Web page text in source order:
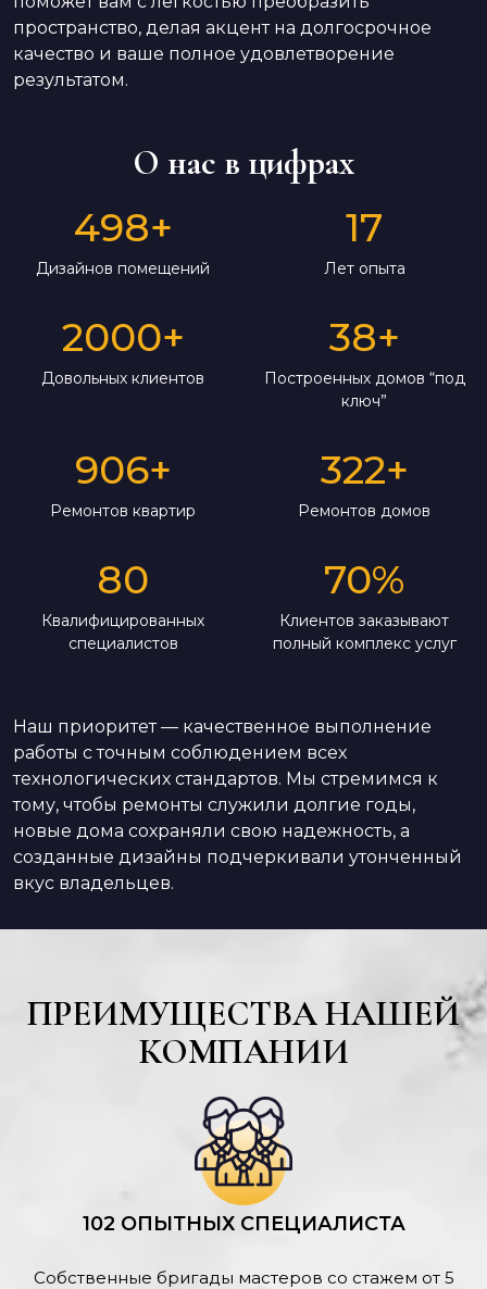
пространство, делая акцент на долгосрочное
качество и ваше полное удовлетворение
результатом.
О нас в цифрах
498+
Дизайнов помещений
17
Лет опыта
2000+
Довольных клиентов
38+
Построенных домов “под
ключ”
906+
Ремонтов квартир
322+
Ремонтов домов
80
Квалифицированных
специалистов
70%
Клиентов заказывают
полный комплекс услуг
Наш приоритет — качественное выполнение
работы с точным соблюдением всех
технологических стандартов. Мы стремимся к
тому, чтобы ремонты служили долгие годы,
новые дома сохраняли свою надежность, а
созданные дизайны подчеркивали утонченный
вкус владельцев.
ПРЕИМУЩЕСТВА НАШЕЙ
КОМПАНИИ
102 ОПЫТНЫХ СПЕЦИАЛИСТА
Собственные бригады мастеров со стажем от 5